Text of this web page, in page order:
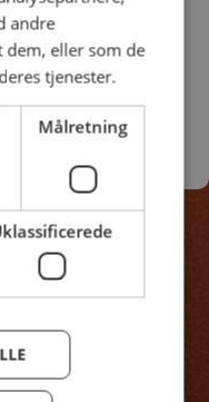
ved at bruge
kakao, som
som spiller godt
hele opskriften i
af videoen,
dit samtykke
på vores
andre
dem, eller som de
tjenester.
Målretning